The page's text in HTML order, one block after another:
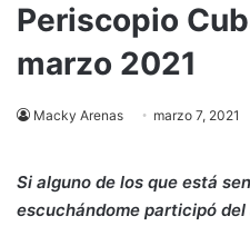
Periscopio
marzo 2021
Macky Arenas marzo 7, 2021
Si alguno de los que está
escuchándome participó